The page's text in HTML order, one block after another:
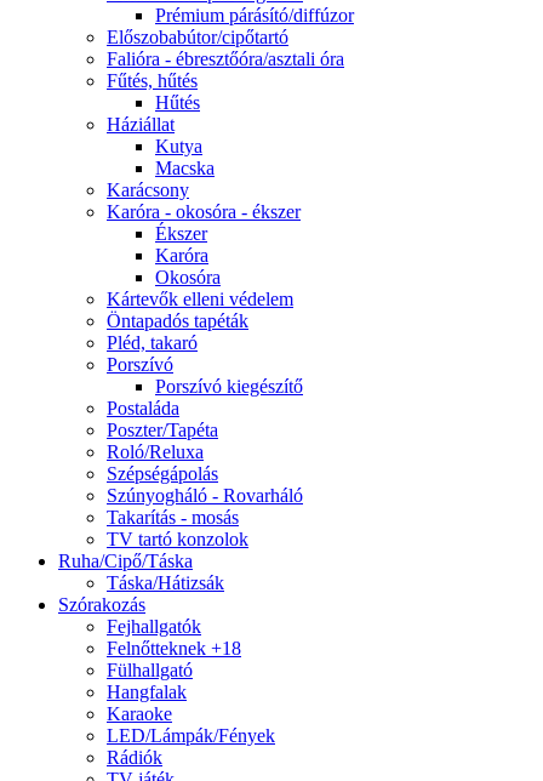
Prémium párásító/diffúzor
Előszobabútor/cipőtartó
Falióra - ébresztőóra/asztali óra
Fűtés, hűtés
Hűtés
Háziállat
Kutya
Macska
Karácsony
Karóra - okosóra - ékszer
Ékszer
Karóra
Okosóra
Kártevők elleni védelem
Öntapadós tapéták
Pléd, takaró
Porszívó
Porszívó kiegészítő
Postaláda
Poszter/Tapéta
Roló/Reluxa
Szépségápolás
Szúnyogháló - Rovarháló
Takarítás - mosás
TV tartó konzolok
Ruha/Cipő/Táska
Táska/Hátizsák
Szórakozás
Fejhallgatók
Felnőtteknek +18
Fülhallgató
Hangfalak
Karaoke
LED/Lámpák/Fények
Rádiók